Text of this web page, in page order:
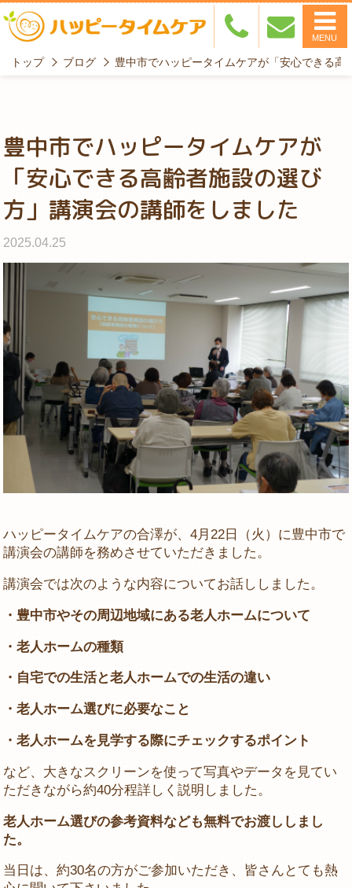
MENU
トップ ブログ 豊中市でハッピータイムケアが「安心できる
豊中市でハッピータイムケアが
「安心できる高齢者施設の選び
方」講演会の講師をしました
2025.04.25
ハッピータイムケアの合澤が、4月22日（火）に豊中市で
講演会の講師を務めさせていただきました。
講演会では次のような内容についてお話ししました。
・豊中市やその周辺地域にある老人ホームについて
・老人ホームの種類
・自宅での生活と老人ホームでの生活の違い
・老人ホーム選びに必要なこと
・老人ホームを見学する際にチェックするポイント
など、大きなスクリーンを使って写真やデータを見てい
ただきながら約40分程詳しく説明しました。
老人ホーム選びの参考資料なども無料でお渡ししまし
た。
当日は、約30名の方がご参加いただき、皆さんとても熱